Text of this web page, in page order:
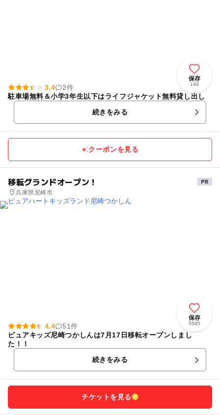
保存
198
3.4
2件
駐車場無料＆小学3年生以下はライフジャケット無料貸し出し
続きをみる
クーポンを見る
移転グランドオープン！
兵庫県尼崎市
保存
5585
4.4
51件
ピュアキッズ尼崎つかしんは7月17日移転オープンしまし
た！！
続きをみる
チケットを見る